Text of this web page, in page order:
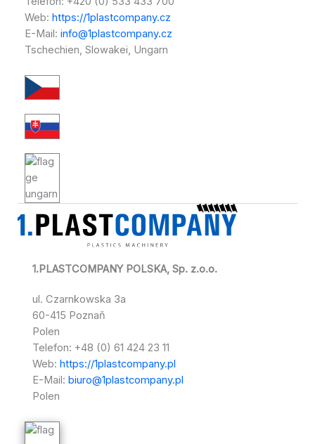
Web: https://1plastcompany.cz
E-Mail: info@1plastcompany.cz
Tschechien, Slowakei, Ungarn
1.PLASTCOMPANY POLSKA, Sp. z.o.o.
ul. Czarnkowska 3a
60-415 Poznaň
Polen
Telefon: +48 (0) 61 424 23 11
Web: https://1plastcompany.pl
E-Mail: biuro@1plastcompany.pl
Polen